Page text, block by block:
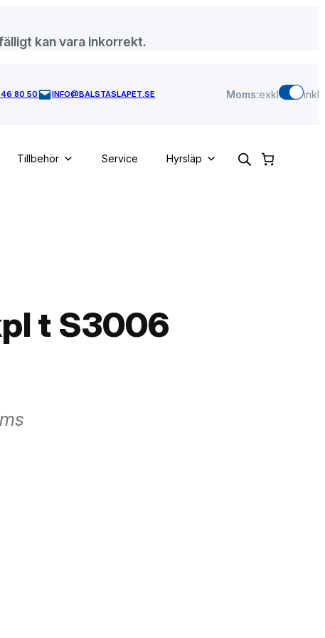
kan vara inkorrekt.
46 80 50 INFO@BALSTASLAPET.SE Moms:exkl inkl
Tillbehör Service Hyrsläp
t S3006